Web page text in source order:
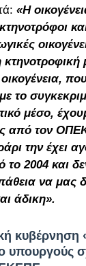
«Η
το
μέσο,
από τον
την έχει
2004 και
να μας
άδικη».
κυβέρνηση
υπουργούς